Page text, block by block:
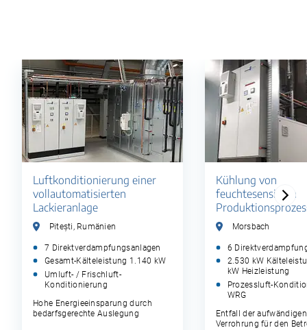
Luftkonditionierung einer
vollautomatisierten
Lackieranlage
Pitești, Rumänien
7 Direktverdampfungsanlagen
Gesamt-Kälteleistung 1.140 kW
Umluft- / Frischluft-
Konditionierung
Hohe Energieeinsparung durch
bedarfsgerechte Auslegung
Kühlung von
feuchtesensiblen
Morsbach
6
2.530 kW
kW Heizleistung
Prozessluft-
WRG
Entfall der
Verrohrung für den